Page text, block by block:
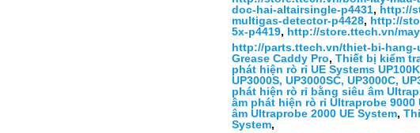
doc-hai-altairsingle-p4431, http://
multigas-detector-p4428, http://
5x-p4419, http://store.ttech.vn/
http://parts.ttech.vn/thiet-bi-hang-
Grease Caddy Pro, Thiết bị kiểm
phát hiện rò rỉ UE Systems
UP3000S, UP3000SC, UP3000C,
phát hiện rò rỉ bằng siêu âm
âm phát hiện rò rỉ Ultraprobe 9000
âm Ultraprobe 2000 UE System,
System,